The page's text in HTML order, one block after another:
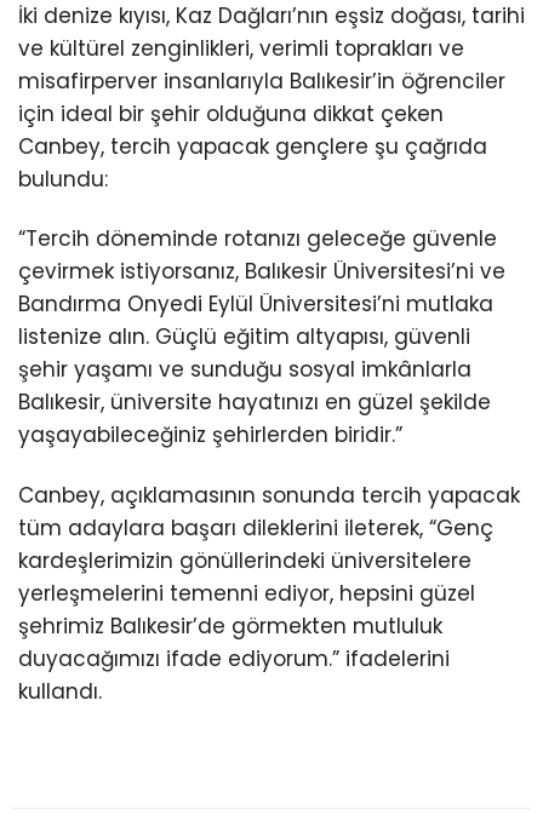
İki denize kıyısı, Kaz Dağları’nın eşsiz doğası, tarihi
ve kültürel zenginlikleri, verimli toprakları ve
misafirperver insanlarıyla Balıkesir’in öğrenciler
için ideal bir şehir olduğuna dikkat çeken
Canbey, tercih yapacak gençlere şu çağrıda
bulundu:
“Tercih döneminde rotanızı geleceğe güvenle
çevirmek istiyorsanız, Balıkesir Üniversitesi’ni ve
Bandırma Onyedi Eylül Üniversitesi’ni mutlaka
listenize alın. Güçlü eğitim altyapısı, güvenli
şehir yaşamı ve sunduğu sosyal imkânlarla
Balıkesir, üniversite hayatınızı en güzel şekilde
yaşayabileceğiniz şehirlerden biridir.”
Canbey, açıklamasının sonunda tercih yapacak
tüm adaylara başarı dileklerini ileterek, “Genç
kardeşlerimizin gönüllerindeki üniversitelere
yerleşmelerini temenni ediyor, hepsini güzel
şehrimiz Balıkesir’de görmekten mutluluk
duyacağımızı ifade ediyorum.” ifadelerini
kullandı.